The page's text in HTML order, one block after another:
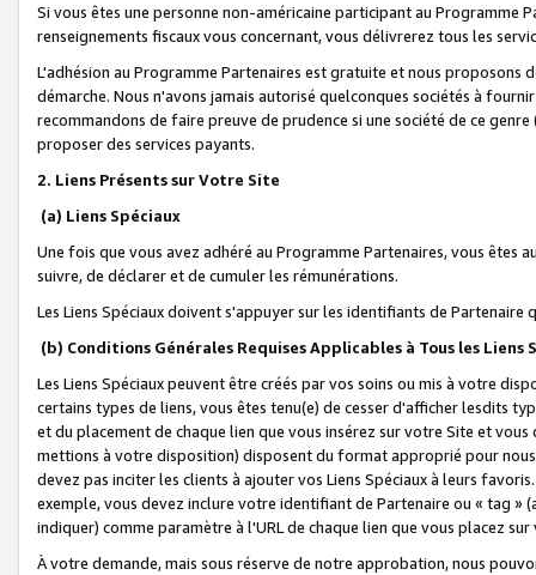
Si vous êtes une personne non-américaine participant au
renseignements fiscaux vous concernant, vous délivrerez tous les
L'adhésion au Programme Partenaires est gratuite et nous proposons
démarche. Nous n'avons jamais autorisé quelconques sociétés à
recommandons de faire preuve de prudence si une société de ce
proposer des services payants.
2. Liens Présents sur Votre Site
(a) Liens Spéciaux
Une fois que vous avez adhéré au Programme Partenaires, vous êtes
suivre, de déclarer et de cumuler les rémunérations.
Les Liens Spéciaux doivent s'appuyer sur les identifiants de Partenaire
(b) Conditions Générales Requises Applicables à Tous les Liens
Les Liens Spéciaux peuvent être créés par vos soins ou mis à votre
certains types de liens, vous êtes tenu(e) de cesser d'afficher lesdits
et du placement de chaque lien que vous insérez sur votre Site et
mettions à votre disposition) disposent du format approprié pour
devez pas inciter les clients à ajouter vos Liens Spéciaux à leurs
exemple, vous devez inclure votre identifiant de Partenaire ou « tag
indiquer) comme paramètre à l'URL de chaque lien que vous placez
À votre demande, mais sous réserve de notre approbation, nous